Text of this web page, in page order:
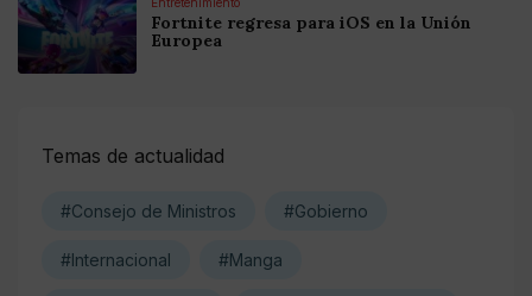
Fortnite regresa para iOS en la Unión
Europea
Temas de actualidad
#Consejo de Ministros #Gobierno
#Internacional #Manga